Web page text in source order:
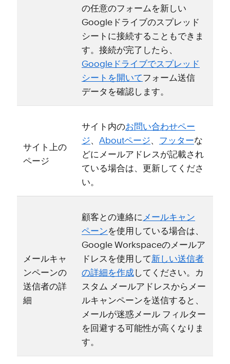
の任意のフ⁠ォ⁠ームを新しい
Googleドライブのスプレ⁠ッド
シ⁠ートに接続することもできま
す⁠。接続が完了したら⁠、
Googleドライブでスプレ⁠ッド
シ⁠ートを開いてフ⁠ォ⁠ーム送信
デ⁠ータを確認します⁠。
サイト上の
ペ⁠ージ
サイト内のお問い合わせペ⁠ー
ジ⁠、 Aboutペ⁠ージ⁠、 フ⁠ッタ⁠ーな
どにメ⁠ールアドレスが記載され
ている場合は⁠、更新してくださ
い⁠。
メ⁠ールキ⁠ャ
ンペ⁠ーンの
送信者の詳
細
顧客との連絡にメ⁠ールキ⁠ャン
ペ⁠ーンを使用している場合は⁠、
Google Workspaceのメ⁠ールア
ドレスを使用して新しい送信者
の詳細を作成してください⁠。カ
スタム メ⁠ールアドレスからメ⁠ー
ルキ⁠ャンペ⁠ーンを送信すると⁠、
メ⁠ールが迷惑メ⁠ール フ⁠ィルタ⁠ー
を回避する可能性が高くなりま
す⁠。